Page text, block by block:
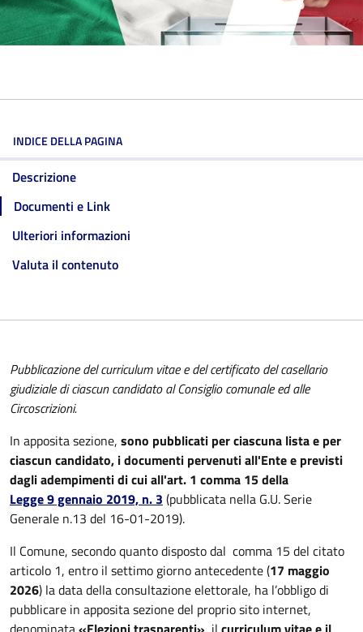
INDICE DELLA PAGINA
Descrizione
Documenti e Link
Ulteriori informazioni
Valuta il contenuto
Pubblicazione del curriculum vitae e del certificato del casellario
giudiziale di ciascun candidato al Consiglio comunale ed alle
Circoscrizioni.
In apposita sezione, sono pubblicati per ciascuna lista e per
ciascun candidato, i documenti pervenuti all'Ente e previsti
dagli adempimenti di cui all'art. 1 comma 15 della
Legge 9 gennaio 2019, n. 3 (pubblicata nella G.U. Serie
Generale n.13 del 16-01-2019).
Il Comune, secondo quanto disposto dal comma 15 del citato
articolo 1, entro il settimo giorno antecedente (17 maggio
2026) la data della consultazione elettorale, ha l’obbligo di
pubblicare in apposita sezione del proprio sito internet,